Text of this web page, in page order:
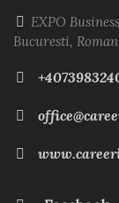
EXPO
Bucuresti,